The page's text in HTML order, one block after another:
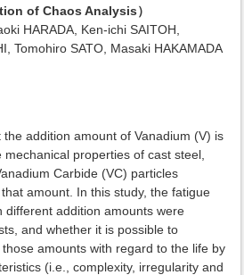
of Chaos Analysis）
HARADA, Ken-ichi SAITOH,
Tomohiro SATO, Masaki HAKAMADA
addition amount of Vanadium (V) is
properties of cast steel,
Carbide (VC) particles
amount. In this study, the fatigue
different addition amounts were
and whether it is possible to
amounts with regard to the life by
(i.e., complexity, irregularity and